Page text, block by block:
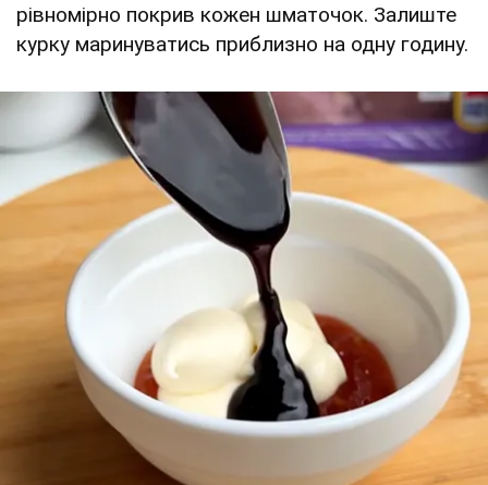
рівномірно покрив кожен шматочок. Залиште
курку маринуватись приблизно на одну годину.